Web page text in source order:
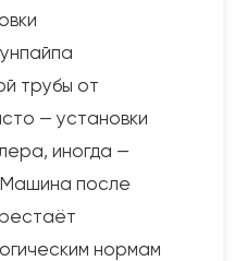
трубы от
— установки
иногда —
Машина после
нормам